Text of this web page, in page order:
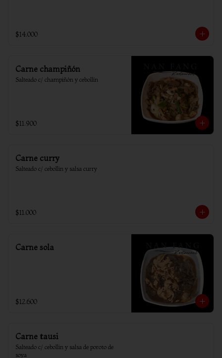
$14.000
Carne champiñón
Salteado c/ champiñón y cebollín
$11.900
Carne curry
Salteado c/ cebollin y salsa curry
$11.000
Carne sola
$12.600
Carne tausi
Salteado c/ cebollin y salsa de poroto de
soya